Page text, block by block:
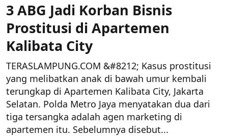
3 ABG Jadi Korban Bisnis
Prostitusi di Apartemen
Kalibata City
TERASLAMPUNG.COM &#8212; Kasus prostitusi
yang melibatkan anak di bawah umur kembali
terungkap di Apartemen Kalibata City, Jakarta
Selatan. Polda Metro Jaya menyatakan dua dari
tiga tersangka adalah agen marketing di
apartemen itu. Sebelumnya disebut...